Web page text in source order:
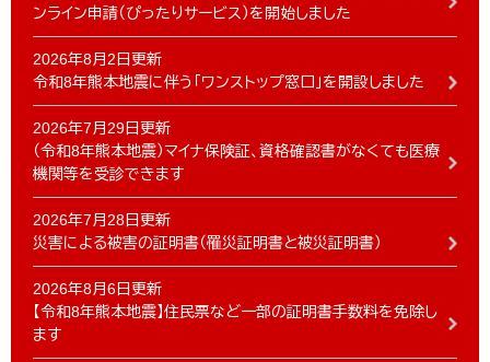
ンライン申請（ぴったりサービス）を開始しました
2026年8月2日更新
令和8年熊本地震に伴う「ワンストップ窓口」を開設しました
2026年7月29日更新
（令和8年熊本地震）マイナ保険証、資格確認書がなくても医療
機関等を受診できます
2026年7月28日更新
災害による被害の証明書（罹災証明書と被災証明書）
2026年8月6日更新
【令和8年熊本地震】住民票など一部の証明書手数料を免除し
ます